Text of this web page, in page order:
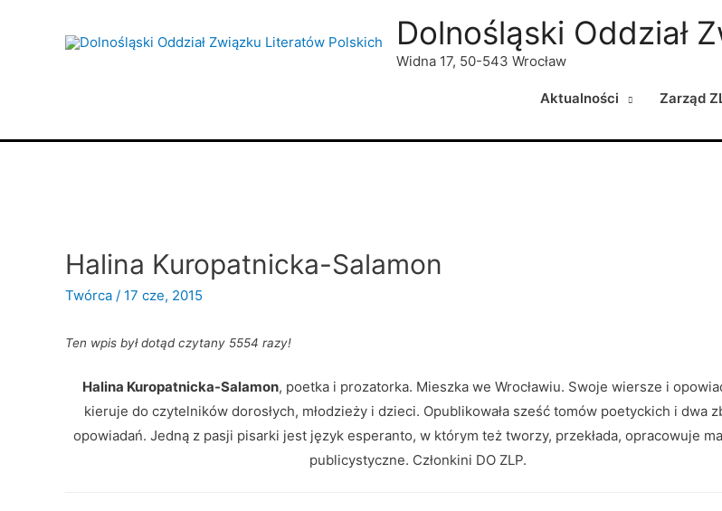
Dolnośląski Oddział
Widna 17, 50-543 Wrocław
Aktualności Zarząd
Halina Kuropatnicka-Salamon
Twórca / 17 cze, 2015
Ten wpis był dotąd czytany 5554 razy!
Halina Kuropatnicka-Salamon, poetka i prozatorka. Mieszka we Wrocławiu. Swoje wiersze i
kieruje do czytelników dorosłych, młodzieży i dzieci. Opublikowała sześć tomów poetyckich i dwa
opowiadań. Jedną z pasji pisarki jest język esperanto, w którym też tworzy, przekłada, opracowuje
publicystyczne. Członkini DO ZLP.